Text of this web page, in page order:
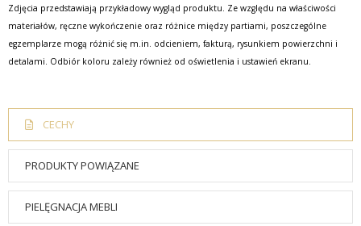
Zdjęcia przedstawiają przykładowy wygląd produktu. Ze względu na właściwości
materiałów, ręczne wykończenie oraz różnice między partiami, poszczególne
egzemplarze mogą różnić się m.in. odcieniem, fakturą, rysunkiem powierzchni i
detalami. Odbiór koloru zależy również od oświetlenia i ustawień ekranu.
CECHY
PRODUKTY POWIĄZANE
PIELĘGNACJA MEBLI